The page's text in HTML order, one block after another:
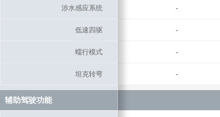
涉水感应系统 -
低速四驱 -
蠕行模式 -
坦克转弯 -
辅助驾驶功能
涉水感应系统
低速四驱
蠕行模式
坦克转弯
辅助驾驶功能